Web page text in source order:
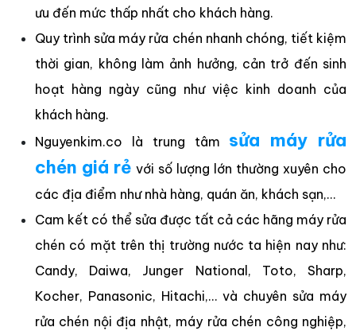
ưu đến mức thấp nhất cho khách hàng.
Quy trình sửa máy rửa chén nhanh chóng, tiết kiệm
thời gian, không làm ảnh hưởng, cản trở đến sinh
hoạt hàng ngày cũng như việc kinh doanh của
khách hàng.
Nguyenkim.co là trung tâm sửa máy rửa
chén giá rẻ với số lượng lớn thường xuyên cho
các địa điểm như nhà hàng, quán ăn, khách sạn,…
Cam kết có thể sửa được tất cả các hãng máy rửa
chén có mặt trên thị trường nước ta hiện nay như:
Candy, Daiwa, Junger National, Toto, Sharp,
Kocher, Panasonic, Hitachi,… và chuyên sửa máy
rửa chén nội địa nhật, máy rửa chén công nghiệp,